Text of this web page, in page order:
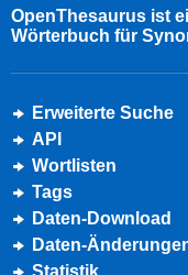
OpenThesaurus ist
Wörterbuch für
Erweiterte Suche
API
Wortlisten
Tags
Daten-Download
Daten-
Statistik